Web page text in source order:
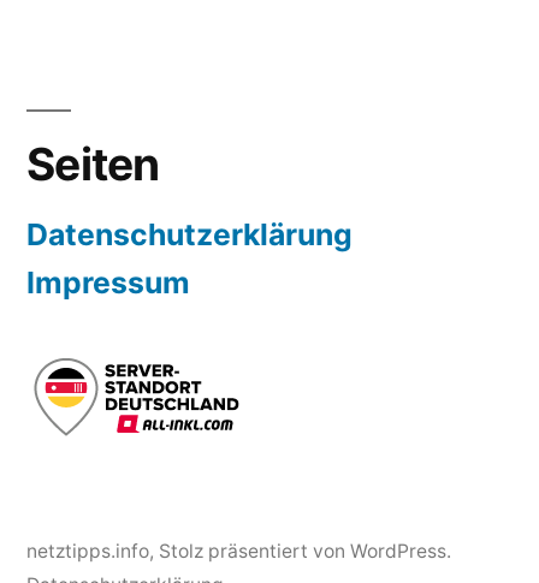
Seiten
Datenschutzerklärung
Impressum
netztipps.info, Stolz präsentiert von WordPress.